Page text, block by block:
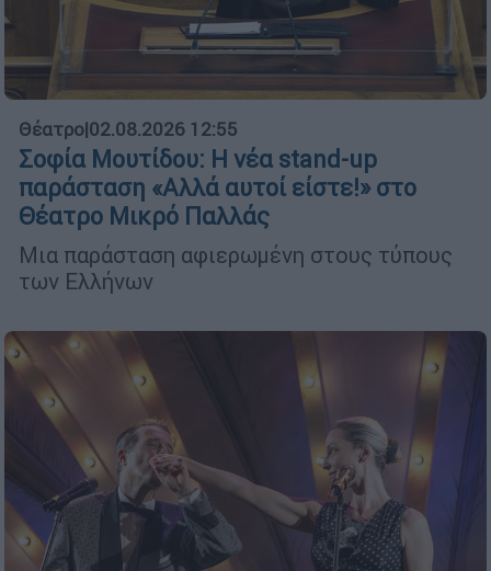
Θέατρο|02.08.2026 12:55
Σοφία Μουτίδου: H νέα stand-up
παράσταση «Αλλά αυτοί είστε!» στο
Θέατρο Μικρό Παλλάς
Μια παράσταση αφιερωμένη στους τύπους
των Ελλήνων